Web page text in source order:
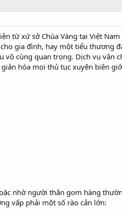
từ xứ sở Chùa Vàng tại Việt
gia đình, hay một tiểu thương
vô cùng quan trọng. Dịch vụ vận
hóa mọi thủ tục xuyên biên
nhờ người thân gom hàng
vấp phải một số rào cản lớn: